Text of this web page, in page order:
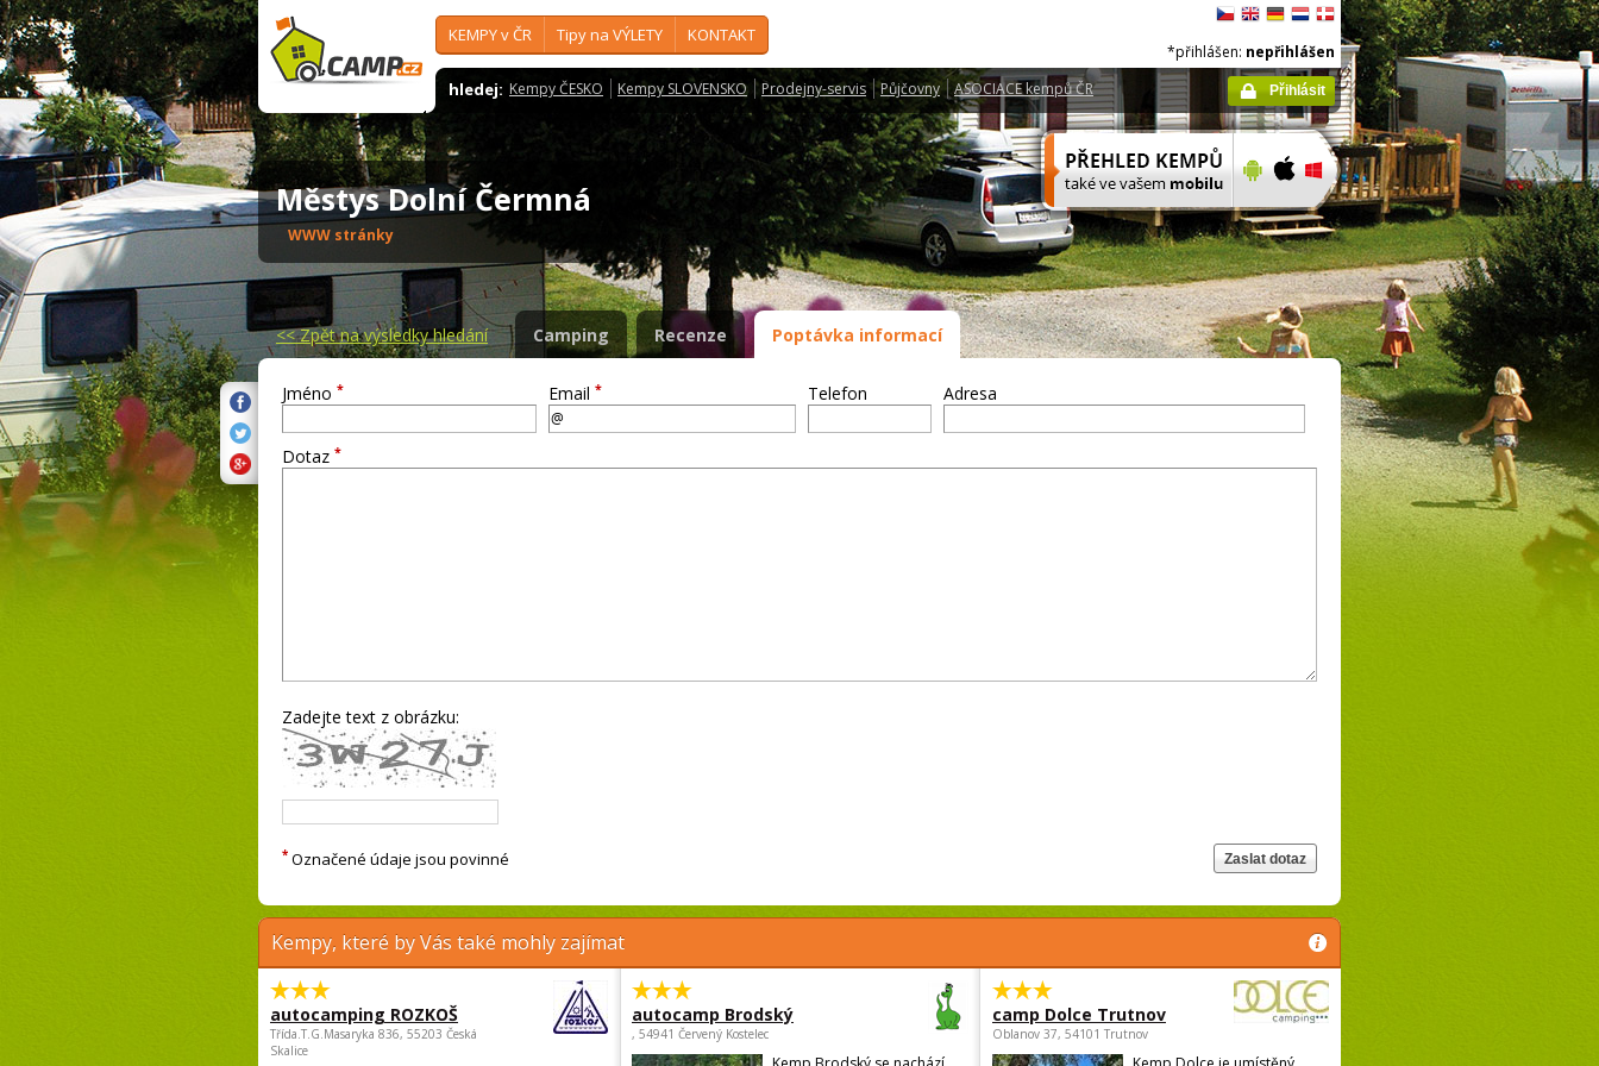
KEMPY v ČR Tipy na VÝLETY KONTAKT
hledej: Kempy ČESKO Kempy SLOVENSKO Prodejny-servis Půjčovny ASOCIACE kempů ČR
*přihlášen: nepřihlášen
Přihlásit
Městys Dolní Čermná
WWW stránky
<<Zpět na výsledky hledání Camping Recenze Poptávka informací
Jméno * Email * Telefon Adresa
Dotaz *
Zadejte text z obrázku:
* Označené údaje jsou povinné
Kempy, které by Vás také mohly zajímat
autocamping ROZKOŠ
Třída.T.G.Masaryka 836, 55203 Česká
Skalice
autocamp Brodský
, 54941 Červený Kostelec
camp Dolce Trutnov
Oblanov 37, 54101 Trutnov